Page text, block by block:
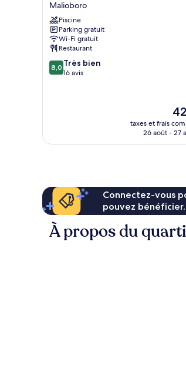
Malioboro
Malioboro
Malioboro
Piscine
Parking gratuit
Wi-Fi gratuit
Restaurant
8.0
sur
8,0 Très bien
16 avis
Le
prix
taxes et frais
26 août - 27
Connectez-vous
pouvez bénéficier.
À propos du